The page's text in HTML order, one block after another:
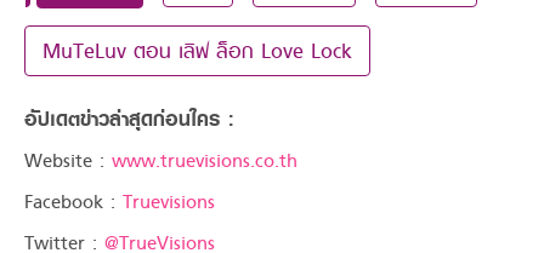
MuTeLuv ตอน เลิฟ ล็อก Love Lock
อัปเดตข่าวล่าสุดก่อนใคร :
Website : www.truevisions.co.th
Facebook : Truevisions
Twitter : @TrueVisions